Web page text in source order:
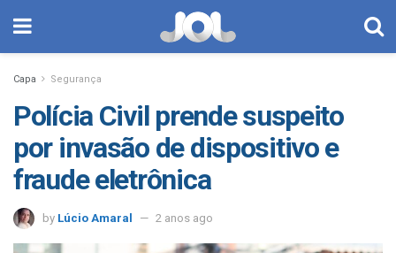
Capa Segurança
Polícia Civil prende suspeito
por invasão de dispositivo e
fraude eletrônica
by Lúcio Amaral 2 anos ago